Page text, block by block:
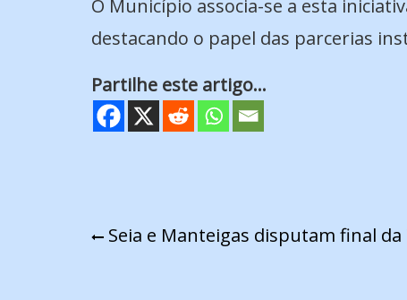
O Município associa-se a esta
destacando o papel das parcerias
Partilhe este artigo...
Navegação
Seia e Manteigas disputam final da